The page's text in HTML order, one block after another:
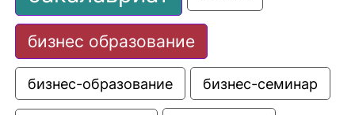
бизнес образование
бизнес-образование бизнес-семинар